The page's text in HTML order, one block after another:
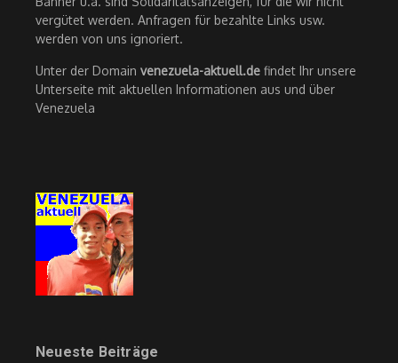
vergütet werden. Anfragen für bezahlte Links usw.
werden von uns ignoriert.
Unter der Domain venezuela-aktuell.de findet Ihr unsere
Unterseite mit aktuellen Informationen aus und über
Venezuela
Neueste Beiträge